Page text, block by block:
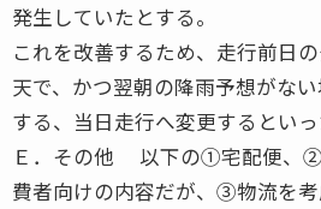
発生していたとする。
これを改善するため、走行前日
天で、かつ翌朝の降雨予想がな
する、当日走行へ変更するといっ
Ｅ．その他 以下の①宅配便、②
費者向けの内容だが、③物流を考